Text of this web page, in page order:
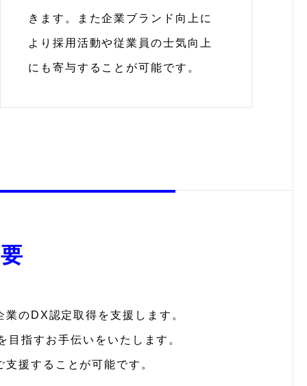
きます。また企業ブランド向上に
より採用活動や従業員の士気向上
にも寄与することが可能です。
のDX認定取得を支援します。
指すお手伝いをいたします。
援することが可能です。